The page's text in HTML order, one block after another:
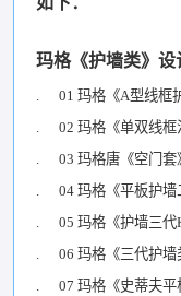
玛格《护墙类》设
. 01 玛格《A型线框
. 02 玛格《单双线框
. 03 玛格唐《空门套
. 04 玛格《平板护墙
. 05 玛格《护墙三代
. 06 玛格《三代护墙
. 07 玛格《史蒂夫平